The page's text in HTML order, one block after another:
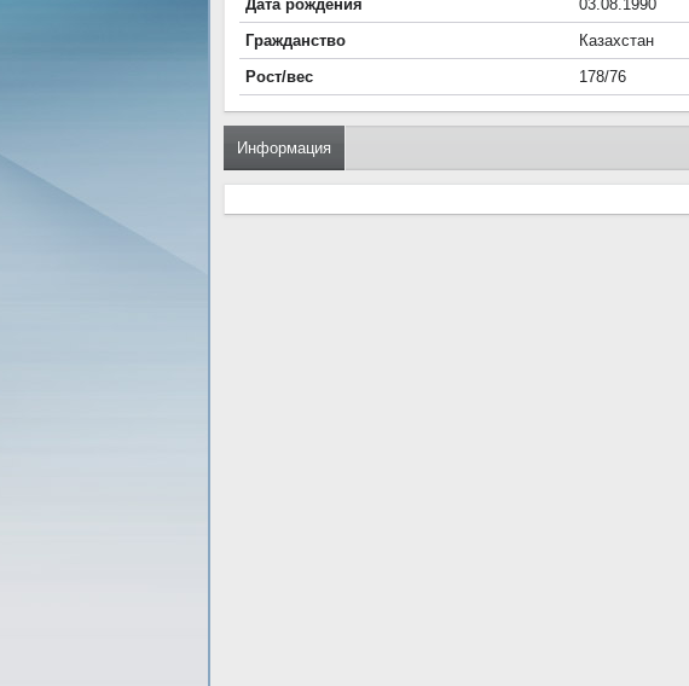
Дата рождения
03.08.1990
Гражданство
Казахстан
Рост/вес
178/76
Информация